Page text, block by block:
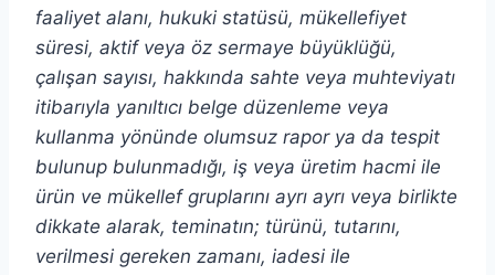
faaliyet alanı, hukuki statüsü, mükellefiyet
süresi, aktif veya öz sermaye büyüklüğü,
çalışan sayısı, hakkında sahte veya muhteviyatı
itibarıyla yanıltıcı belge düzenleme veya
kullanma yönünde olumsuz rapor ya da tespit
bulunup bulunmadığı, iş veya üretim hacmi ile
ürün ve mükellef gruplarını ayrı ayrı veya birlikte
dikkate alarak, teminatın; türünü, tutarını,
verilmesi gereken zamanı, iadesi ile